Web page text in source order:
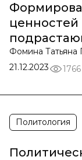
ценностей
Фомина Татьяна
21.12.2023
1766
Политология